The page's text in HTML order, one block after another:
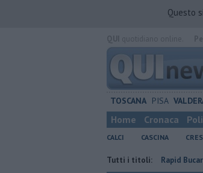
Questo
TOSCANA PISA
Home Cronaca
CALCI CASCINA
Tutti i titoli:
Stojilkovic al Rapid Bucarest,